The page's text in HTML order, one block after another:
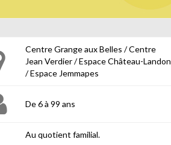
Centre Grange aux Belles / Centre
Jean Verdier / Espace Château-Landon
/ Espace Jemmapes
De 6 à 99 ans
Au quotient familial.